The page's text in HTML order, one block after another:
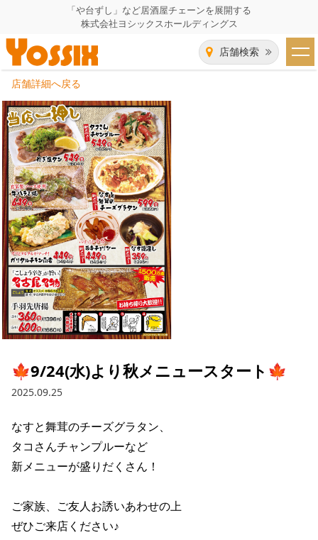
「や台ずし」など居酒屋チェーンを展開する
株式会社ヨシックスホールディングス
店舗検索
HOME
企業情報
企業情報トップ
代表者あいさつ
グループ会社
会社概要
沿革
経営陣
組織図
所在地
事業一覧
飲食事業紹介
飲食事業紹介トップ
や台ずし
ニパチ
これや
焼とりてっぱん
玉鋼
せんと
や台や
IR（株主・投資家）情報
IR情報トップ
会長メッセージ
コーポレートガバナンス
業績推移
財政状況
株式情報
IRライブラリトップ
決算短信
IRカレンダー
採用情報
採用情報トップ
パート・アルバイト
店舗物件・店舗施工管理業者の募集
お問い合わせ
IRお問い合わせ
ご意見・アンケート（ご来店の方）
プライバシーポリシー
サイトマップ
店舗詳細へ戻る
🍁9/24(水)より秋メニュースタート🍁
2025.09.25
なすと舞茸のチーズグラタン、
タコさんチャンプルーなど
新メニューが盛りだくさん！
ご家族、ご友人お誘いあわせの上
ぜひご来店ください♪